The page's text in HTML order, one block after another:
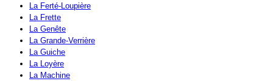
La Ferté-Loupière
La Frette
La Genête
La Grande-Verrière
La Guiche
La Loyère
La Machine